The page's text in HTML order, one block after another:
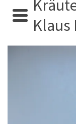
Klaus